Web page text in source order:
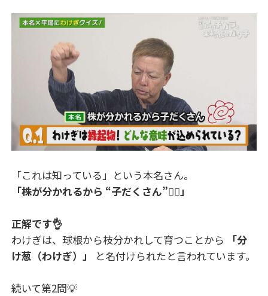
「これは知っている」という本名さん。
「株が分かれるから “子だくさん”👍🏻」
正解です👌
わけぎは、球根から枝分かれして育つことから
「分
け葱（わけぎ）」
と名付けられたと言われています。
続いて第2問💡